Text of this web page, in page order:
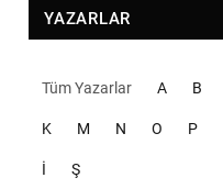
YAZARLAR
Tüm Yazarlar A B
K M N O P
İ Ş